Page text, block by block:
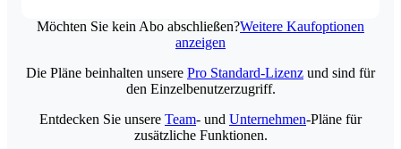
Möchten Sie kein Abo abschließen?Weitere Kaufoptionen
anzeigen
Die Pläne beinhalten unsere Pro Standard-Lizenz und sind für
den Einzelbenutzerzugriff.
Entdecken Sie unsere Team- und Unternehmen-Pläne für
zusätzliche Funktionen.